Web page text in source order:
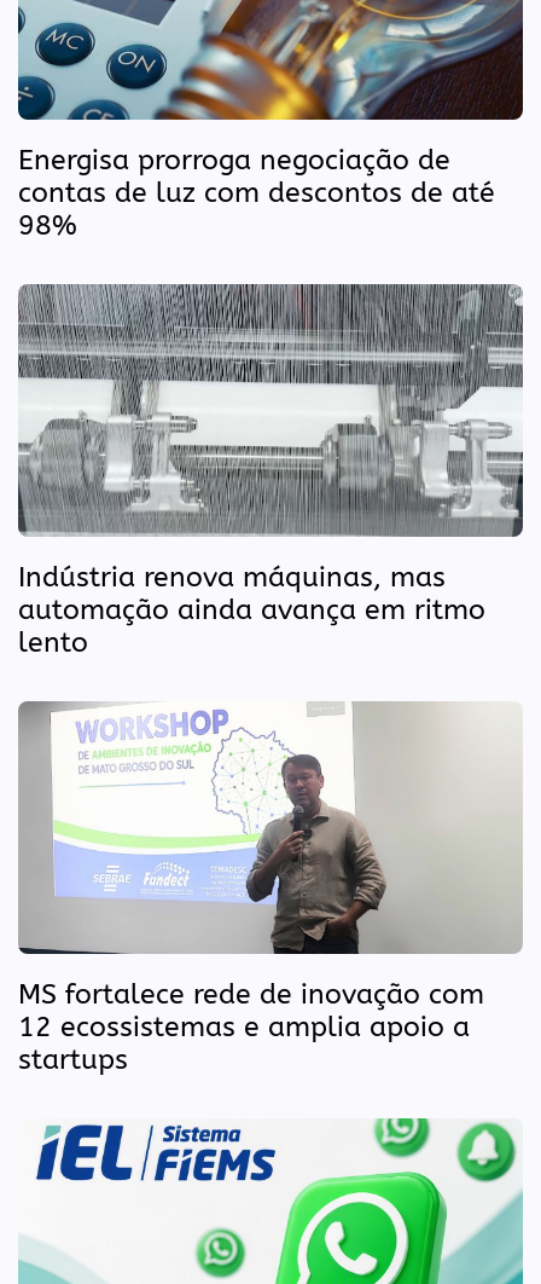
Energisa prorroga negociação de
contas de luz com descontos de até
98%
Indústria renova máquinas, mas
automação ainda avança em ritmo
lento
MS fortalece rede de inovação com
12 ecossistemas e amplia apoio a
startups